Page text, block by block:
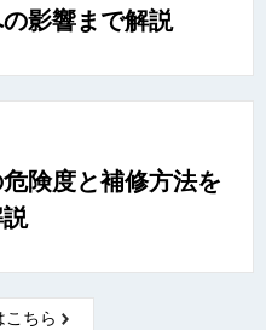
影響まで解説
険度と補修方法を
こちら